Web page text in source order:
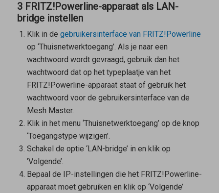
3 FRITZ!Powerline-apparaat als LAN-
bridge instellen
Klik in de gebruikersinterface van FRITZ!Powerline
op ‘Thuisnetwerktoegang’. Als je naar een
wachtwoord wordt gevraagd, gebruik dan het
wachtwoord dat op het typeplaatje van het
FRITZ!Powerline-apparaat staat of gebruik het
wachtwoord voor de gebruikersinterface van de
Mesh Master.
Klik in het menu ‘Thuisnetwerktoegang’ op de knop
‘Toegangstype wijzigen’.
Schakel de optie ‘LAN-bridge’ in en klik op
‘Volgende’.
Bepaal de IP-instellingen die het FRITZ!Powerline-
apparaat moet gebruiken en klik op ‘Volgende’